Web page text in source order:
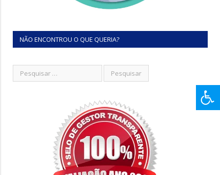
NÃO ENCONTROU O QUE QUERIA?